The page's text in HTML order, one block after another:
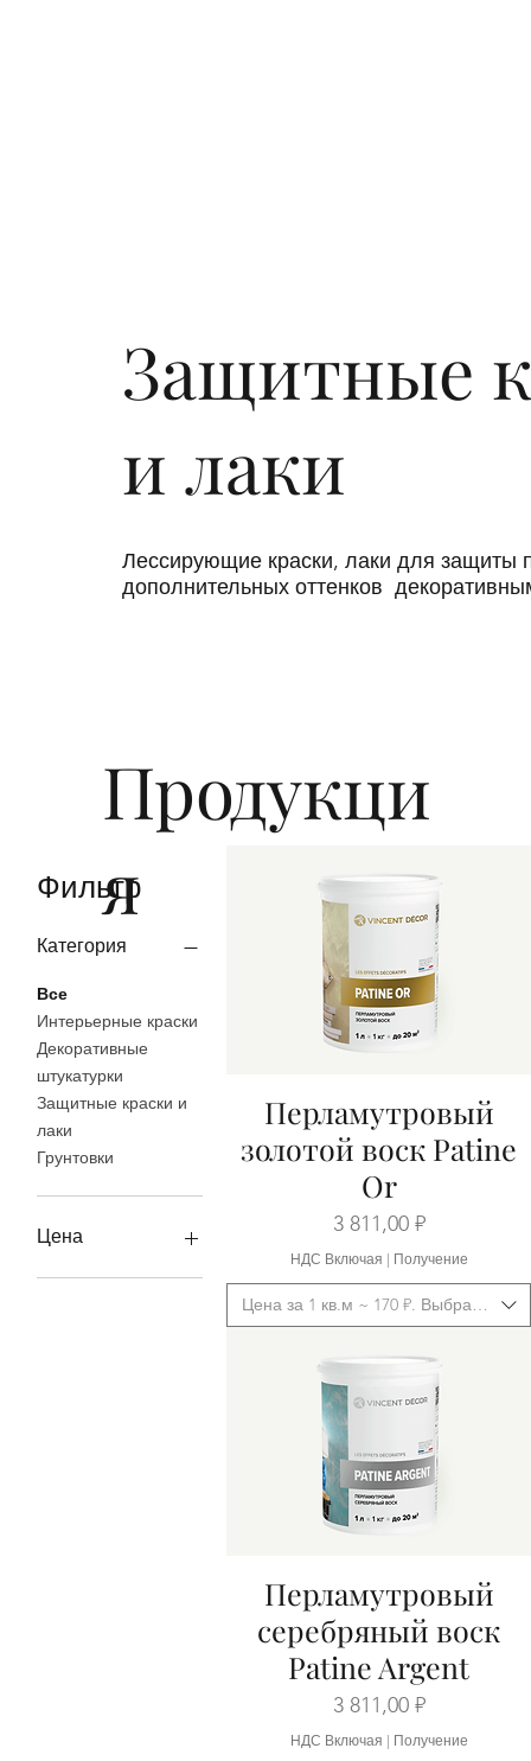
Фильтр
Категория
Все
Интерьерные краски
Декоративные
штукатурки
Защитные краски и
лаки
Грунтовки
Цена
Быстрый просмотр
Перламутровый
золотой воск Patine
Or
Цена
3 811,00 ₽
НДС Включая | Получение
Цена за 1 кв.м ~ 170 ₽. Выбрать
Быстрый просмотр
Перламутровый
серебряный воск
Patine Argent
Цена
3 811,00 ₽
НДС Включая | Получение
Продукци
я
Защитные
и лаки
Лессирующие краски, лаки для защиты
дополнительных оттенков